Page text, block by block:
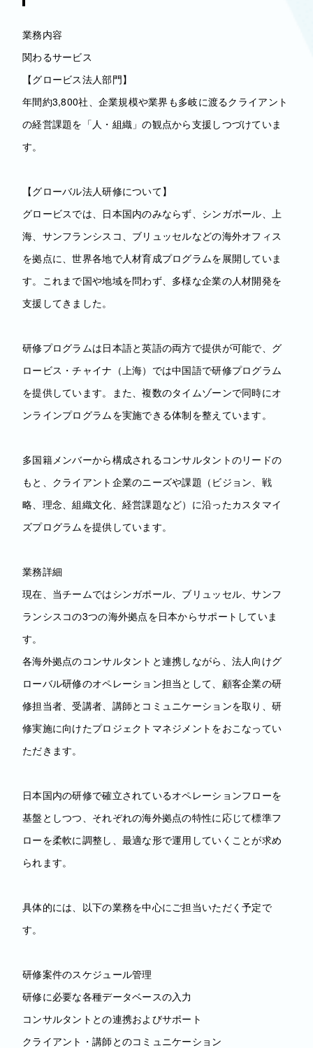
業務内容
関わるサービス
【グロービス法人部門】
年間約3,800社、企業規模や業界も多岐に渡るクライアント
の経営課題を「人・組織」の観点から支援しつづけていま
す。
【グローバル法人研修について】
グロービスでは、日本国内のみならず、シンガポール、上
海、サンフランシスコ、ブリュッセルなどの海外オフィス
を拠点に、世界各地で人材育成プログラムを展開していま
す。これまで国や地域を問わず、多様な企業の人材開発を
支援してきました。
研修プログラムは日本語と英語の両方で提供が可能で、グ
ロービス・チャイナ（上海）では中国語で研修プログラム
を提供しています。また、複数のタイムゾーンで同時にオ
ンラインプログラムを実施できる体制を整えています。
多国籍メンバーから構成されるコンサルタントのリードの
もと、クライアント企業のニーズや課題（ビジョン、戦
略、理念、組織文化、経営課題など）に沿ったカスタマイ
ズプログラムを提供しています。
業務詳細
現在、当チームではシンガポール、ブリュッセル、サンフ
ランシスコの3つの海外拠点を日本からサポートしていま
す。
各海外拠点のコンサルタントと連携しながら、法人向けグ
ローバル研修のオペレーション担当として、顧客企業の研
修担当者、受講者、講師とコミュニケーションを取り、研
修実施に向けたプロジェクトマネジメントをおこなってい
ただきます。
日本国内の研修で確立されているオペレーションフローを
基盤としつつ、それぞれの海外拠点の特性に応じて標準フ
ローを柔軟に調整し、最適な形で運用していくことが求め
られます。
具体的には、以下の業務を中心にご担当いただく予定で
す。
研修案件のスケジュール管理
研修に必要な各種データベースの入力
コンサルタントとの連携およびサポート
クライアント・講師とのコミュニケーション